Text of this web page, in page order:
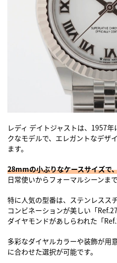
レディ デイトジャストは、1957
クなモデルで、エレガントなデザ
ます。
28mmの小ぶりなケースサイズで
日常使いからフォーマルシーンま
特に人気の型番は、ステンレスス
コンビネーションが美しい「
ダイヤモンドがあしらわれた「
多彩なダイヤルカラーや装飾が用
に合わせた選択が可能です。